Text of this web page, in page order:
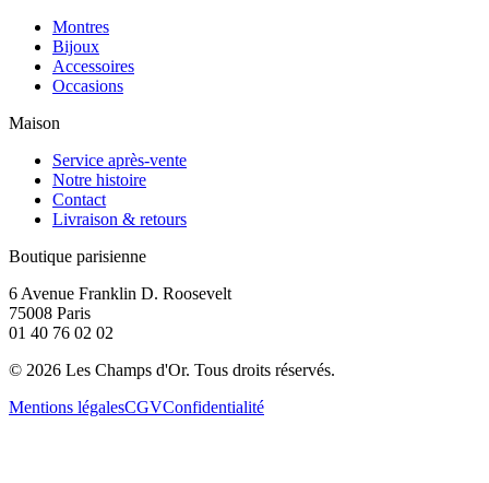
Montres
Bijoux
Accessoires
Occasions
Maison
Service après-vente
Notre histoire
Contact
Livraison & retours
Boutique parisienne
6 Avenue Franklin D. Roosevelt
75008 Paris
01 40 76 02 02
© 2026 Les Champs d'Or. Tous droits réservés.
Mentions légalesCGVConfidentialité